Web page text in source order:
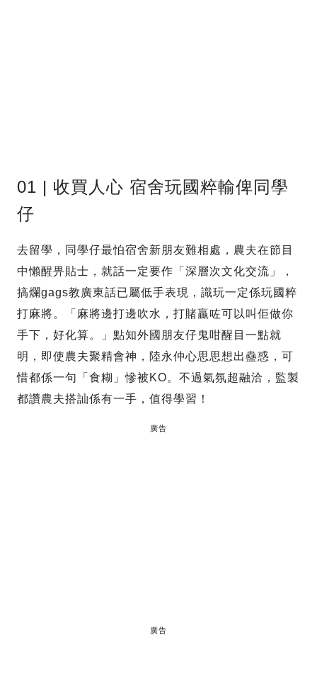
01 | 收買人心 宿舍玩國粹輸俾同學
仔
去留學，同學仔最怕宿舍新朋友難相處，農夫在節目
中懶醒畀貼士，就話一定要作「深層次文化交流」，
搞爛gags教廣東話已屬低手表現，識玩一定係玩國粹
打麻將。「麻將邊打邊吹水，打賭贏咗可以叫佢做你
手下，好化算。」點知外國朋友仔鬼咁醒目一點就
明，即使農夫聚精會神，陸永仲心思思想出蠱惑，可
惜都係一句「食糊」慘被KO。不過氣氛超融洽，監製
都讚農夫搭訕係有一手，值得學習！
廣告
廣告